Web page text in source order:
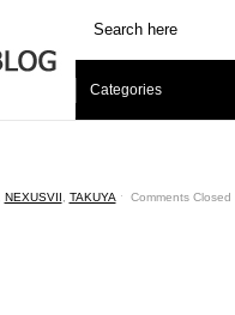
Categories
NEXUSVII TAKUYA ˑ Comments Closed